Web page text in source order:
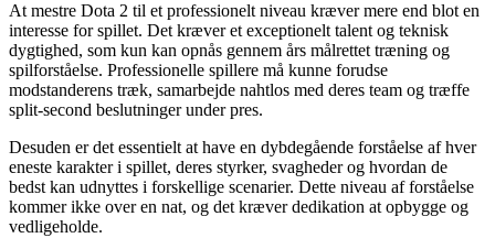
At mestre Dota 2 til et professionelt niveau kræver mere end blot en
interesse for spillet. Det kræver et exceptionelt talent og teknisk
dygtighed, som kun kan opnås gennem års målrettet træning og
spilforståelse. Professionelle spillere må kunne forudse
modstanderens træk, samarbejde nahtlos med deres team og træffe
split-second beslutninger under pres.
Desuden er det essentielt at have en dybdegående forståelse af hver
eneste karakter i spillet, deres styrker, svagheder og hvordan de
bedst kan udnyttes i forskellige scenarier. Dette niveau af forståelse
kommer ikke over en nat, og det kræver dedikation at opbygge og
vedligeholde.